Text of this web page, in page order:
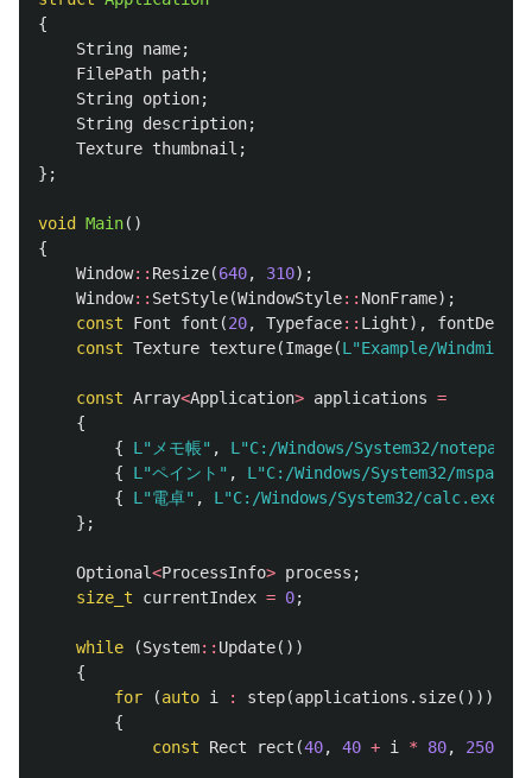
{
String name;
FilePath path;
String option;
String description;
Texture thumbnail ;
};
void Main()
{
Window:: Resize(640, 310);
Window:: SetStyle(WindowStyle:: NonFrame);
const
Font font (20, Typeface:: Light), fontDesc
const Texture texture(Image(L"Example/
const Array<Application> applications =
{
{
L"メモ帳" ,
L"C:/Windows/System32/
{
L"ペイント" ,
L"C:/Windows/System32/
{
L"電卓" , L"C:/Windows/System32/calc.exe"
};
Optional<ProcessInfo> process ;
size_t
currentIndex = 0;
while (System:: Update())
{
for
(auto i : step(applications . size()))
{
const
Rect rect (40, 40 + i * 80, 250